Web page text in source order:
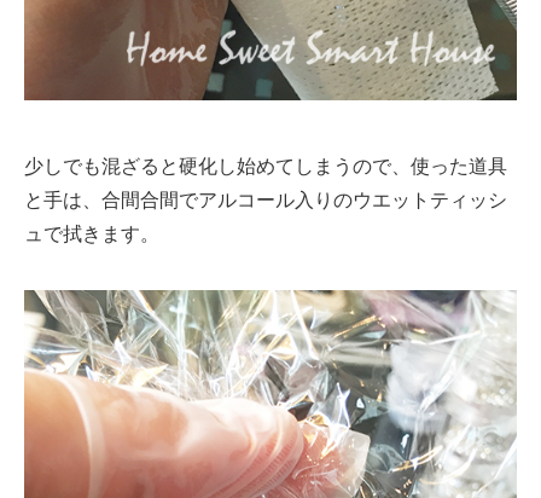
少しでも混ざると硬化し始めてしまうので、使った道具
と手は、合間合間でアルコール入りのウエットティッシ
ュで拭きます。